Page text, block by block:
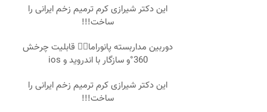
این دکتر شیرازی کرم ترمیم زخم ایرانی را
ساخت!!!
دوربین مداربسته پانوراما👈🏻 قابلیت چرخش
360°و سازگار با اندروید و ios
این دکتر شیرازی کرم ترمیم زخم ایرانی را
ساخت!!!